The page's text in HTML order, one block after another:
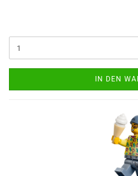
IN DEN